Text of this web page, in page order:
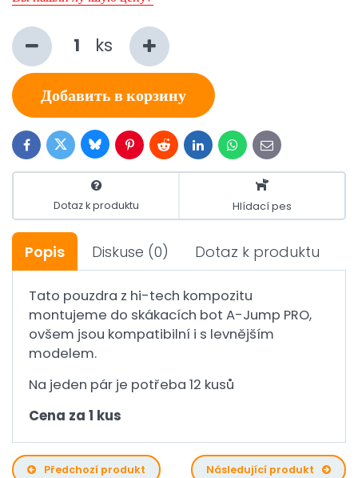
ks
Добавить в корзину
FacebookTwitterBlueskyPinterestRedditLinkedInWhatsApp
E-
mail
Dotaz k produktu Hlídací pes
Popis Diskuse (0) Dotaz k produktu
Tato pouzdra z hi-tech kompozitu
montujeme do skákacích bot A-Jump PRO,
ovšem jsou kompatibilní i s levnějším
modelem.
Na jeden pár je potřeba 12 kusů
Cena za 1 kus
Předchozí produkt Následující produkt